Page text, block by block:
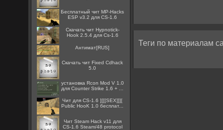
Бесплатный чит MP-Hacks
ESP v3.2 для CS-1.6
Скачать чит Hypnotick-
Hook 2.5.4 для Cs-1.6
Антимат[RUS]
Скачать чит Fixed Cdhack
5.0
установка Rcon Mod V 1.0
для Counter Strike 1.6 + ...
Чит для CS-1.6 ][[[SEX]]][
Public HooK 1.0 бесплат...
Чит Steam Hack v11 для
CS-1.6 Steam/48 protocol
Теги по материалам